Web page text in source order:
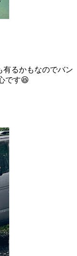
有るかもなのでバン
です😆